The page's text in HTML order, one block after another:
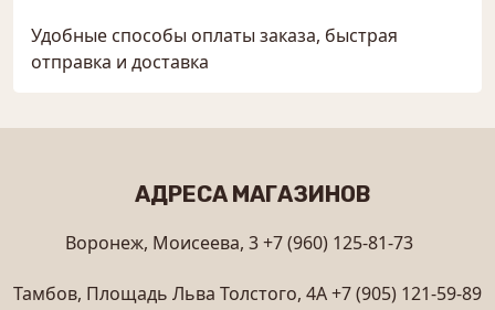
Удобные способы оплаты заказа, быстрая
отправка и доставка
АДРЕСА МАГАЗИНОВ
Воронеж, Моисеева, 3+7 (960) 125-81-73
Тамбов, Площадь Льва Толстого, 4А+7 (905) 121-59-89